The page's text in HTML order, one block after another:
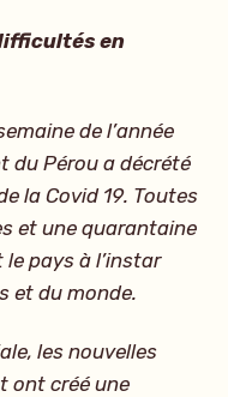
en
de l’année
du Pérou a décrété
la Covid 19. Toutes
et une quarantaine
pays à l’instar
et du monde.
les nouvelles
ont créé une